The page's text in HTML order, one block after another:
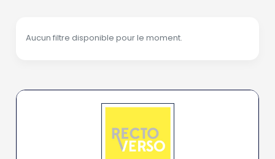
Aucun filtre disponible pour le moment.